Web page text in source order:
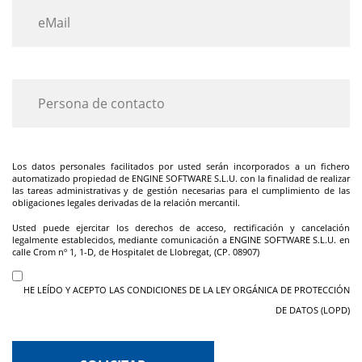
Los datos personales facilitados por usted serán incorporados a un fichero
automatizado propiedad de ENGINE SOFTWARE S.L.U. con la finalidad de realizar
las tareas administrativas y de gestión necesarias para el cumplimiento de las
obligaciones legales derivadas de la relación mercantil.
Usted puede ejercitar los derechos de acceso, rectificación y cancelación
legalmente establecidos, mediante comunicación a ENGINE SOFTWARE S.L.U. en
calle Crom nº 1, 1-D, de Hospitalet de Llobregat, (CP. 08907)
HE LEÍDO Y ACEPTO LAS CONDICIONES DE LA LEY ORGÁNICA DE PROTECCIÓN
DE DATOS (LOPD)